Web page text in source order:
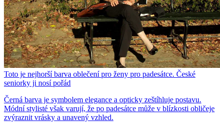
Toto je nejhorší barva oblečení pro ženy pro padesátce. České
seniorky ji nosí pořád
Černá barva je symbolem elegance a opticky zeštíhluje postavu.
Módní stylisté však varují, že po padesátce může v blízkosti obličeje
zvýraznit vrásky a unavený vzhled.